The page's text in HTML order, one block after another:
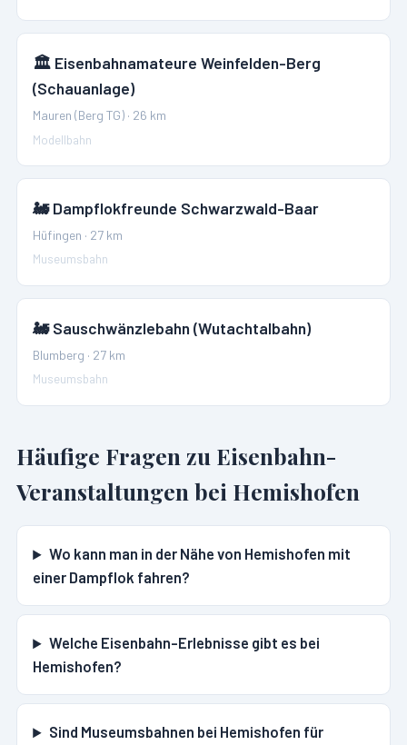
🏛️ Eisenbahnamateure Weinfelden-Berg
(Schauanlage)
Mauren (Berg TG) · 26 km
Modellbahn
🚂 Dampflokfreunde Schwarzwald-Baar
Hüfingen · 27 km
Museumsbahn
🚂 Sauschwänzlebahn (Wutachtalbahn)
Blumberg · 27 km
Museumsbahn
Häufige Fragen zu Eisenbahn-
Veranstaltungen bei Hemishofen
Wo kann man in der Nähe von Hemishofen mit
einer Dampflok fahren?
Welche Eisenbahn-Erlebnisse gibt es bei
Hemishofen?
Sind Museumsbahnen bei Hemishofen für